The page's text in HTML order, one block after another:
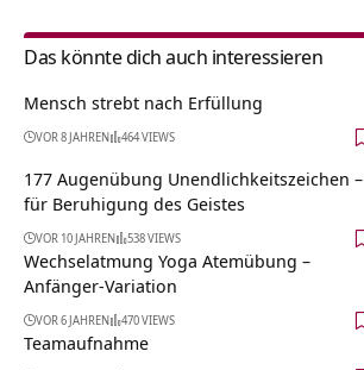
Das könnte dich auch interessieren
Mensch strebt nach Erfüllung
VOR 8 JAHREN 464 VIEWS
177 Augenübung Unendlichkeitszeichen –
für Beruhigung des Geistes
VOR 10 JAHREN 538 VIEWS
Wechselatmung Yoga Atemübung –
Anfänger-Variation
VOR 6 JAHREN 470 VIEWS
Teamaufnahme